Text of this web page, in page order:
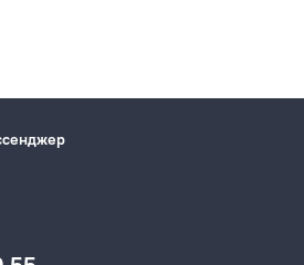
усиливает
выравнивает тон